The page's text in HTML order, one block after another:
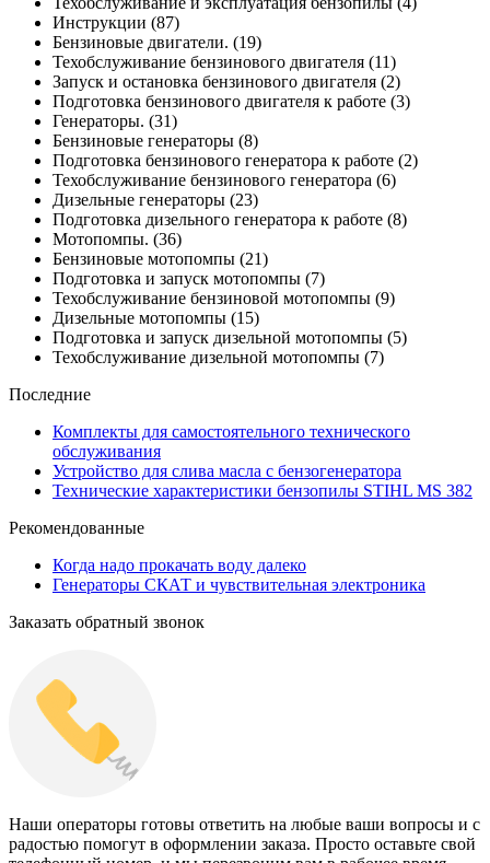
Инструкции (87)
Бензиновые двигатели. (19)
Техобслуживание бензинового двигателя (11)
Запуск и остановка бензинового двигателя (2)
Подготовка бензинового двигателя к работе (3)
Генераторы. (31)
Бензиновые генераторы (8)
Подготовка бензинового генератора к работе (2)
Техобслуживание бензинового генератора (6)
Дизельные генераторы (23)
Подготовка дизельного генератора к работе (8)
Мотопомпы. (36)
Бензиновые мотопомпы (21)
Подготовка и запуск мотопомпы (7)
Техобслуживание бензиновой мотопомпы (9)
Дизельные мотопомпы (15)
Подготовка и запуск дизельной мотопомпы (5)
Техобслуживание дизельной мотопомпы (7)
Последние
Комплекты для самостоятельного технического
обслуживания
Устройство для слива масла с бензогенератора
Технические характеристики бензопилы STIHL MS 382
Рекомендованные
Когда надо прокачать воду далеко
Генераторы СКАТ и чувствительная электроника
Заказать обратный звонок
Наши операторы готовы ответить на любые ваши вопросы и с
радостью помогут в оформлении заказа. Просто оставьте свой